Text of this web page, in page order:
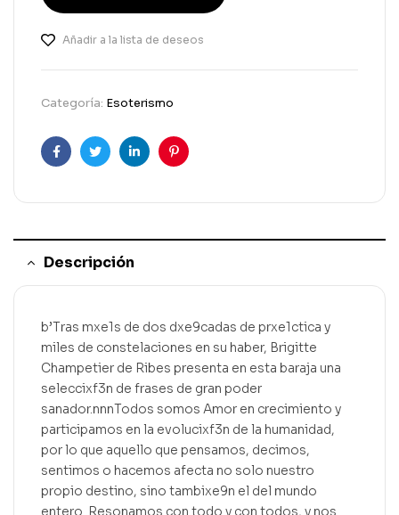
Añadir a la lista de deseos
Categoría: Esoterismo
FacebookGorjeoLinkedInPinterest
Descripción
b’Tras mxe1s de dos dxe9cadas de prxe1ctica y
miles de constelaciones en su haber, Brigitte
Champetier de Ribes presenta en esta baraja una
seleccixf3n de frases de gran poder
sanador.nnnTodos somos Amor en crecimiento y
participamos en la evolucixf3n de la humanidad,
por lo que aquello que pensamos, decimos,
sentimos o hacemos afecta no solo nuestro
propio destino, sino tambixe9n el del mundo
entero. Resonamos con todo y con todos, y nos